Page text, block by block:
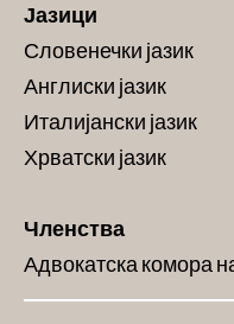
Јазици
Словенечки јазик
Англиски јазик
Италијански јазик
Хрватски јазик
Членства
Адвокатска комора